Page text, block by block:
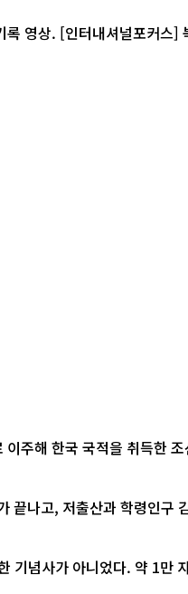
주해 한국 국적을 취득한
나고, 저출산과 학령인구
념사가 아니었다. 약 1만